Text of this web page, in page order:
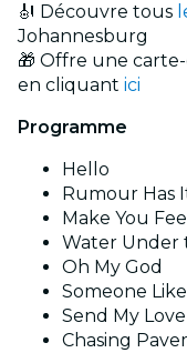
🎻 Découvre tous
Johannesburg
🎁 Offre une
en cliquant ici
Programme
Hello
Rumour Has
Make You
Water Under
Oh My God
Someone
Send My
Chasing